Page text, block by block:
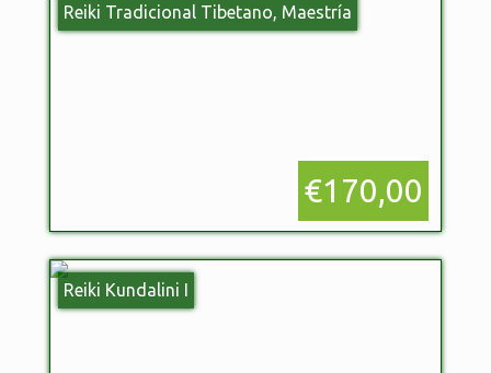
Reiki Tradicional Tibetano, Maestría
€170,00
Reiki Kundalini I